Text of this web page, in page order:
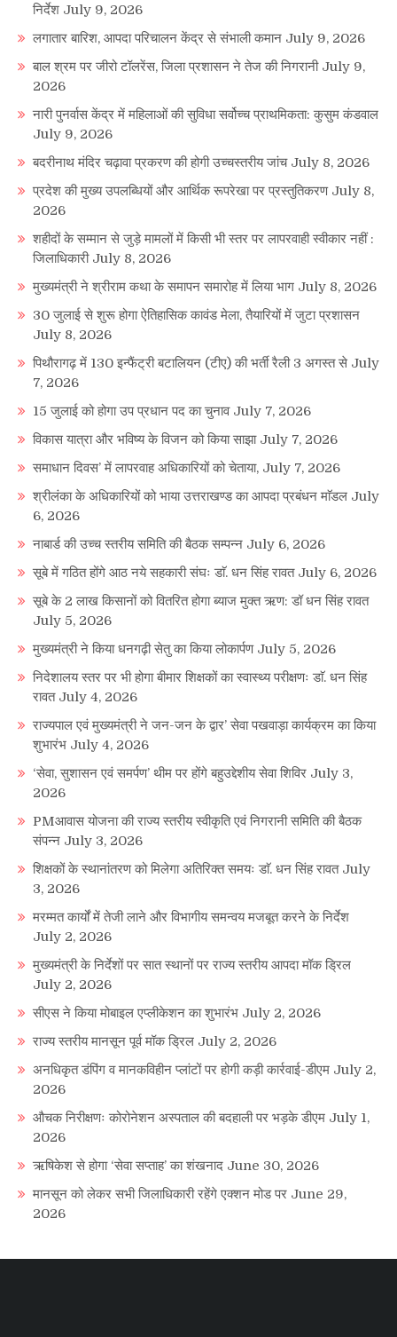
निर्देश July 9, 2026
लगातार बारिश, आपदा परिचालन केंद्र से संभाली कमान July 9, 2026
बाल श्रम पर जीरो टॉलरेंस, जिला प्रशासन ने तेज की निगरानी July 9,
2026
नारी पुनर्वास केंद्र में महिलाओं की सुविधा सर्वोच्च प्राथमिकता: कुसुम कंडवाल
July 9, 2026
बदरीनाथ मंदिर चढ़ावा प्रकरण की होगी उच्चस्तरीय जांच July 8, 2026
प्रदेश की मुख्य उपलब्धियों और आर्थिक रूपरेखा पर प्रस्तुतिकरण July 8,
2026
शहीदों के सम्मान से जुड़े मामलों में किसी भी स्तर पर लापरवाही स्वीकार नहीं :
जिलाधिकारी July 8, 2026
मुख्यमंत्री ने श्रीराम कथा के समापन समारोह में लिया भाग July 8, 2026
30 जुलाई से शुरू होगा ऐतिहासिक कावंड मेला, तैयारियों में जुटा प्रशासन
July 8, 2026
पिथौरागढ़ में 130 इन्फैंट्री बटालियन (टीए) की भर्ती रैली 3 अगस्त से July
7, 2026
15 जुलाई को होगा उप प्रधान पद का चुनाव July 7, 2026
विकास यात्रा और भविष्य के विजन को किया साझा July 7, 2026
समाधान दिवस’ में लापरवाह अधिकारियों को चेताया, July 7, 2026
श्रीलंका के अधिकारियों को भाया उत्तराखण्ड का आपदा प्रबंधन माॅडल July
6, 2026
नाबार्ड की उच्च स्तरीय समिति की बैठक सम्पन्न July 6, 2026
सूबे में गठित होंगे आठ नये सहकारी संघः डाॅ. धन सिंह रावत July 6, 2026
सूबे के 2 लाख किसानों को वितरित होगा ब्याज मुक्त ऋण: डॉ धन सिंह रावत
July 5, 2026
मुख्यमंत्री ने किया धनगढ़ी सेतु का किया लोकार्पण July 5, 2026
निदेशालय स्तर पर भी होगा बीमार शिक्षकों का स्वास्थ्य परीक्षणः डाॅ. धन सिंह
रावत July 4, 2026
राज्यपाल एवं मुख्यमंत्री ने जन-जन के द्वार’ सेवा पखवाड़ा कार्यक्रम का किया
शुभारंभ July 4, 2026
‘सेवा, सुशासन एवं समर्पण’ थीम पर होंगे बहुउद्देशीय सेवा शिविर July 3,
2026
PMआवास योजना की राज्य स्तरीय स्वीकृति एवं निगरानी समिति की बैठक
संपन्न July 3, 2026
शिक्षकों के स्थानांतरण को मिलेगा अतिरिक्त समयः डाॅ. धन सिंह रावत July
3, 2026
मरम्मत कार्यों में तेजी लाने और विभागीय समन्वय मजबूत करने के निर्देश
July 2, 2026
मुख्यमंत्री के निर्देशों पर सात स्थानों पर राज्य स्तरीय आपदा मॉक ड्रिल
July 2, 2026
सीएस ने किया मोबाइल एप्लीकेशन का शुभारंभ July 2, 2026
राज्य स्तरीय मानसून पूर्व मॉक ड्रिल July 2, 2026
अनधिकृत डंपिंग व मानकविहीन प्लांटों पर होगी कड़ी कार्रवाई-डीएम July 2,
2026
औचक निरीक्षणः कोरोनेशन अस्पताल की बदहाली पर भड़के डीएम July 1,
2026
ऋषिकेश से होगा ‘सेवा सप्ताह’ का शंखनाद June 30, 2026
मानसून को लेकर सभी जिलाधिकारी रहेंगे एक्शन मोड पर June 29,
2026